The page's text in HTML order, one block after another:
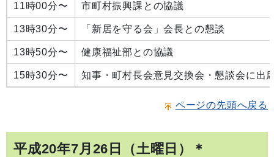
11時00分〜 市町村振興課との協議
13時30分〜 「新居を守る会」会長との懇談
13時50分〜 健康福祉部との協議
15時30分〜 知事・町村長会意見交換会・懇談会に出
ページの先頭へ戻る
平成20年7月26日（土曜日）＊